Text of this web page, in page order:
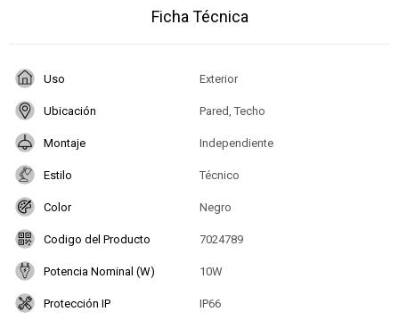
Ficha Técnica
Uso Exterior
Ubicación Pared, Techo
Montaje Independiente
Estilo Técnico
Color Negro
Codigo del Producto 7024789
Potencia Nominal (W) 10W
Protección IP IP66